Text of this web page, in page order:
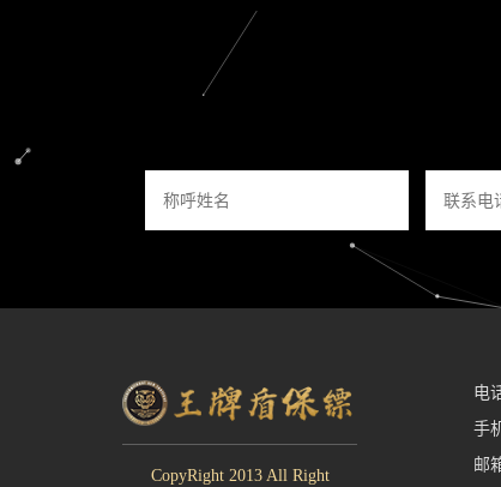
CopyRight 2013 All Right
电
手
邮